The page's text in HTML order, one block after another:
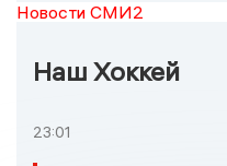
Новости СМИ2
Наш Хоккей
23:01